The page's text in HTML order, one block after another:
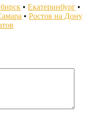
•Екатеринбург •
•Ростов на Дону